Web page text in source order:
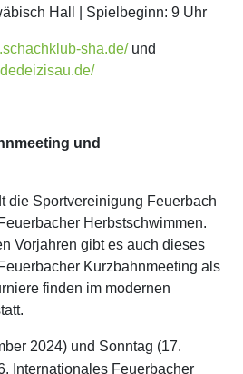
Hall | Spielbeginn: 9 Uhr
sha.de/und
und
die Sportvereinigung Feuerbach
Herbstschwimmen.
Vorjahren gibt es auch dieses
Kurzbahnmeeting als
finden im modernen
2024) und Sonntag (17.
Internationales Feuerbacher